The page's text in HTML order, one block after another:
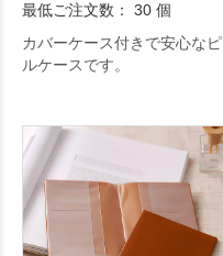
最低ご注文数： 30 個
カバーケース付きで安心なピ
ルケースです。